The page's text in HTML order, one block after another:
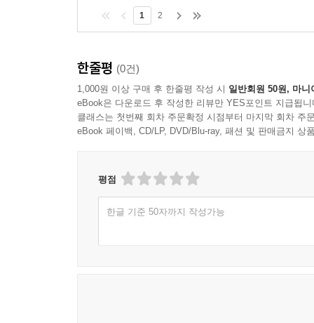
1 2
한줄평 (0건)
1,000원 이상 구매 후 한줄평 작성 시 일반회원 50원, 마니
eBook은 다운로드 후 작성한 리뷰만 YES포인트 지급됩니
클래스는 첫번째 회차 주문확정 시점부터 마지막 회차 주
eBook 페이백, CD/LP, DVD/Blu-ray, 패션 및 판매금지 상
평점
한글 기준 50자까지 작성가능